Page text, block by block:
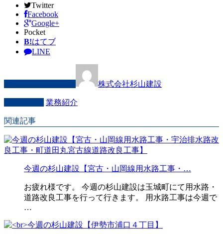
Twitter
Facebook
Google+
Pocket
B!はてブ
LINE
株式会社杉山建設
業務紹介
関連記事
今週の杉山建設【宮古・山岡線用水路工事・…
お疲れ様です。 今週の杉山建設は玉城町にて用水路・
道路改良工事を行って行きます。 用水路工事は今週で
…